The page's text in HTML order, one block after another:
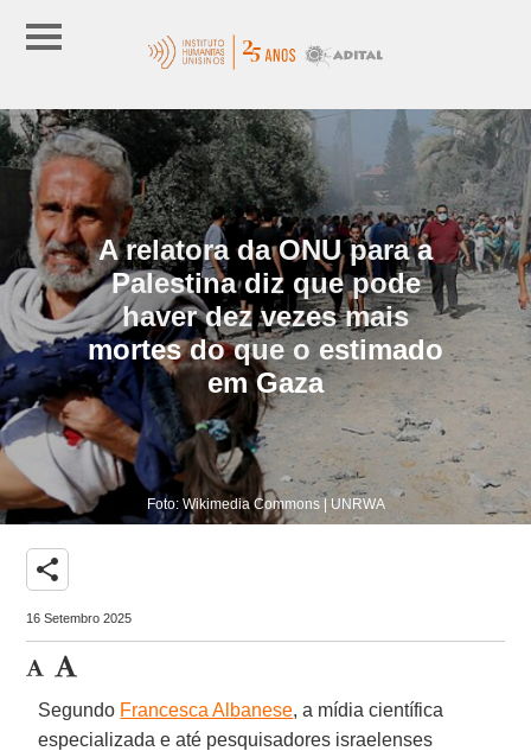
A relatora da ONU para a
Palestina diz que pode
haver dez vezes mais
mortes do que o estimado
em Gaza
Foto: Wikimedia Commons | UNRWA
share
16 Setembro 2025
Segundo Francesca Albanese, a mídia científica
especializada e até pesquisadores israelenses